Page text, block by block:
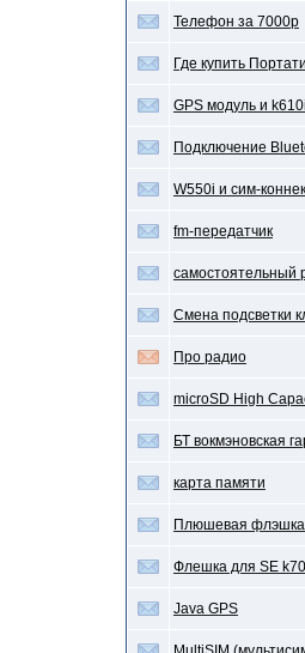
Телефон за 7000р
Где купить
GPS модуль и k610i
Подключение
W550i и сим-
fm-передатчик
самостоятельный
Смена подсветки
Про радио
microSD High
БТ вокмэновская
карта памяти
Плюшевая
Флешка для SE
Java GPS